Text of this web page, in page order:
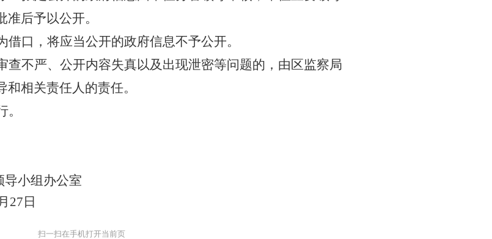
后予以公开。
口，将应当公开的政府信息不予公开。
查不严、公开内容失真以及出现泄密等问题的，由区监察局
相关责任人的责任。
组办公室
扫一扫在手机打开当前页